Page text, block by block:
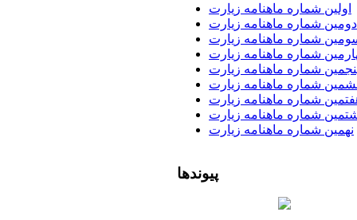
اولین شماره ماهنامه زیارت
دومین شماره ماهنامه زیارت
شماره ماهنامه زیارت
شماره ماهنامه زیارت
شماره ماهنامه زیارت
شماره ماهنامه زیارت
شماره ماهنامه زیارت
شماره ماهنامه زیارت
نهمین شماره ماهنامه زیارت
پیوندها